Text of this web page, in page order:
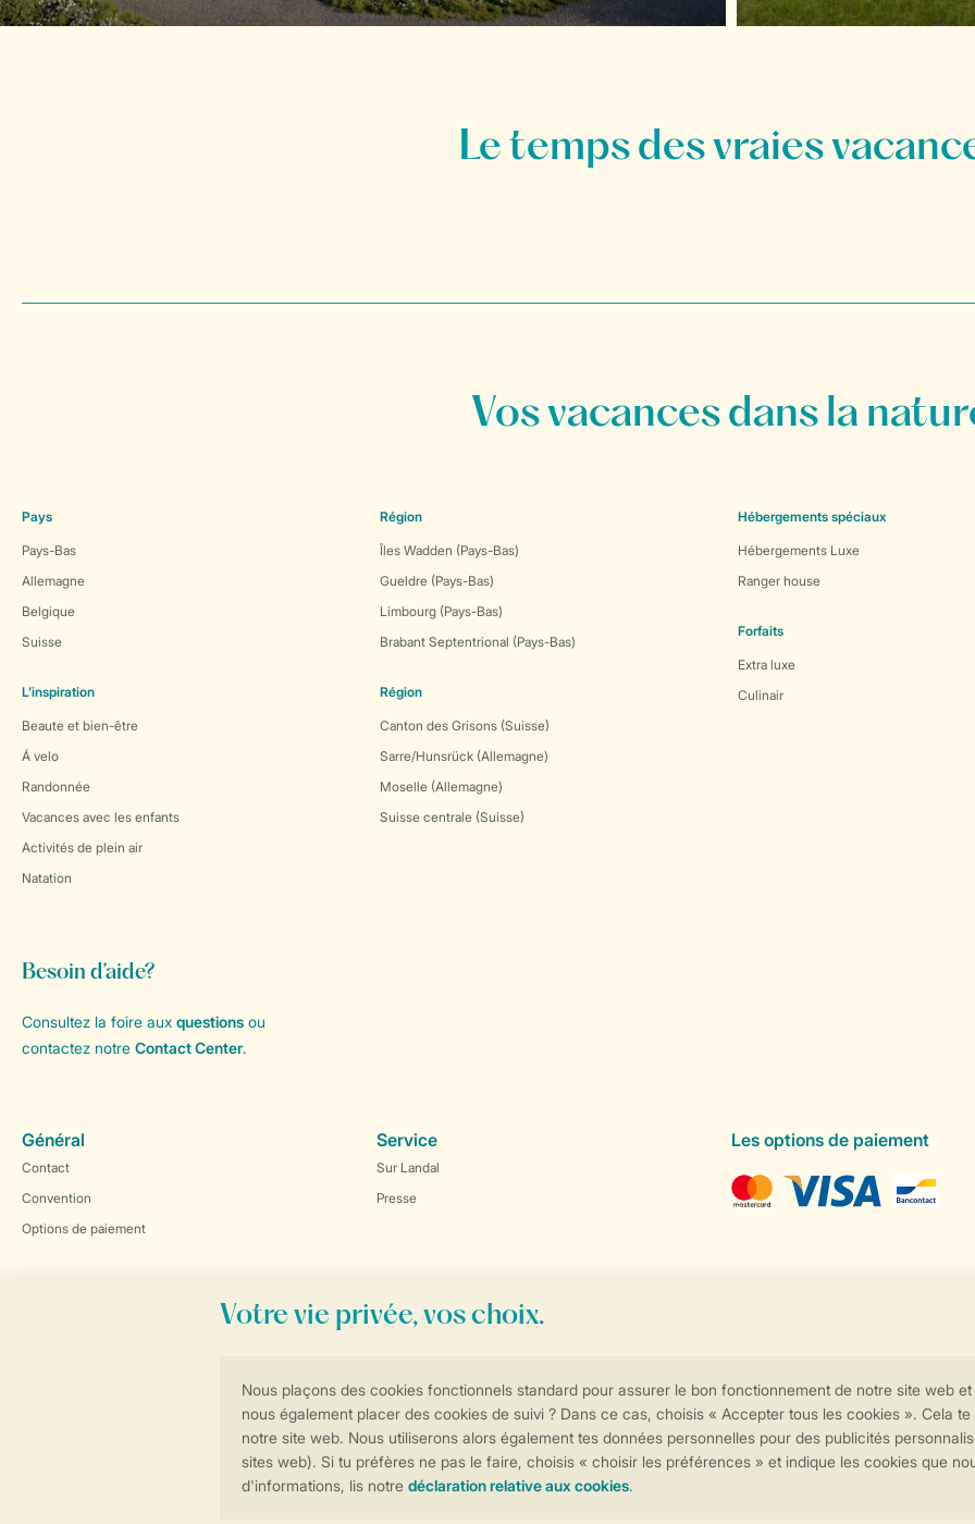
Contrôle de votre vie privée
Vos vacances dans la
Pays
Pays-Bas
Allemagne
Belgique
Suisse
L’inspiration
Beaute et bien-être
Á velo
Randonnée
Vacances avec les enfants
Activités de plein air
Natation
Région
Îles Wadden (Pays-Bas)
Gueldre (Pays-Bas)
Limbourg (Pays-Bas)
Brabant Septentrional (Pays-Bas)
Région
Canton des Grisons (Suisse)
Sarre/Hunsrück (Allemagne)
Moselle (Allemagne)
Suisse centrale (Suisse)
Hébergements spéciaux
Hébergements Luxe
Ranger house
Forfaits
Extra luxe
Culinair
Besoin d’aide?
Consultez la foire aux questions ou
contactez notre Contact Center.
Général
Contact
Convention
Options de paiement
Service
Sur Landal
Presse
Les options de paiement